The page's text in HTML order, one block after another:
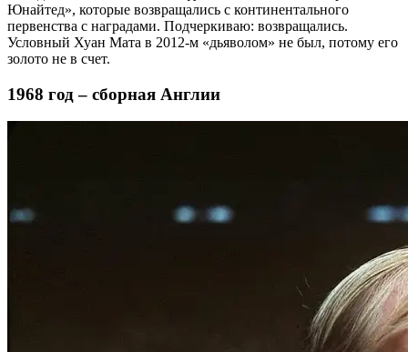
Юнайтед», которые возвращались с континентального
первенства с наградами. Подчеркиваю: возвращались.
Условный Хуан Мата в 2012-м «дьяволом» не был, потому его
золото не в счет.
1968 год – сборная Англии